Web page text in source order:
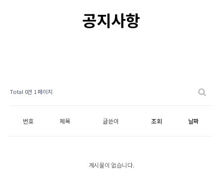
공지사항
Total 0건 1 페이지
번호 제목 글쓴이 조회 날짜
게시물이 없습니다.